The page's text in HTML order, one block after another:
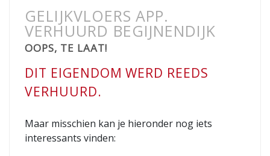
GELIJKVLOERS APP.
VERHUURD BEGIJNENDIJK
OOPS, TE LAAT!
DIT EIGENDOM WERD REEDS
VERHUURD.
Maar misschien kan je hieronder nog iets
interessants vinden: